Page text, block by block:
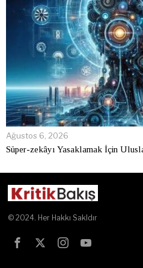
Ağustos 6, 2026
Süper-zekâyı Yasaklamak İçin
© 2024. Her Hakkı Sakldır